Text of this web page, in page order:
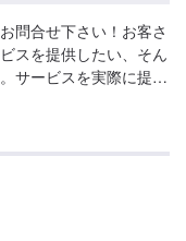
問合せ下さい！お客さ
スを提供したい、そん
サービスを実際に提供
おクルマの事ならどん